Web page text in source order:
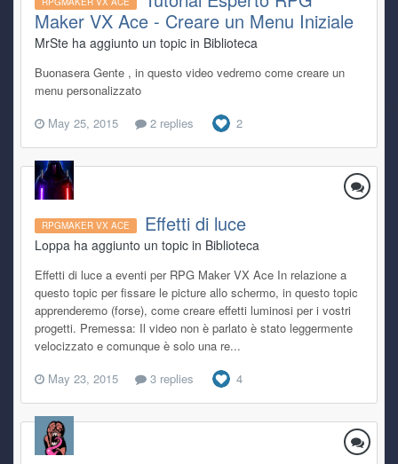
Maker VX Ace - Creare un Menu Iniziale
MrSte ha aggiunto un topic in Biblioteca
Buonasera Gente , in questo video vedremo come creare un
menu personalizzato
May 25, 2015
2 replies 2
RPGMAKER VX ACE Effetti di luce
Loppa ha aggiunto un topic in Biblioteca
Effetti di luce a eventi per RPG Maker VX Ace In relazione a
questo topic per fissare le picture allo schermo, in questo topic
apprenderemo (forse), come creare effetti luminosi per i vostri
progetti. Premessa: Il video non è parlato è stato leggermente
velocizzato e comunque è solo una re...
May 23, 2015
3 replies 4